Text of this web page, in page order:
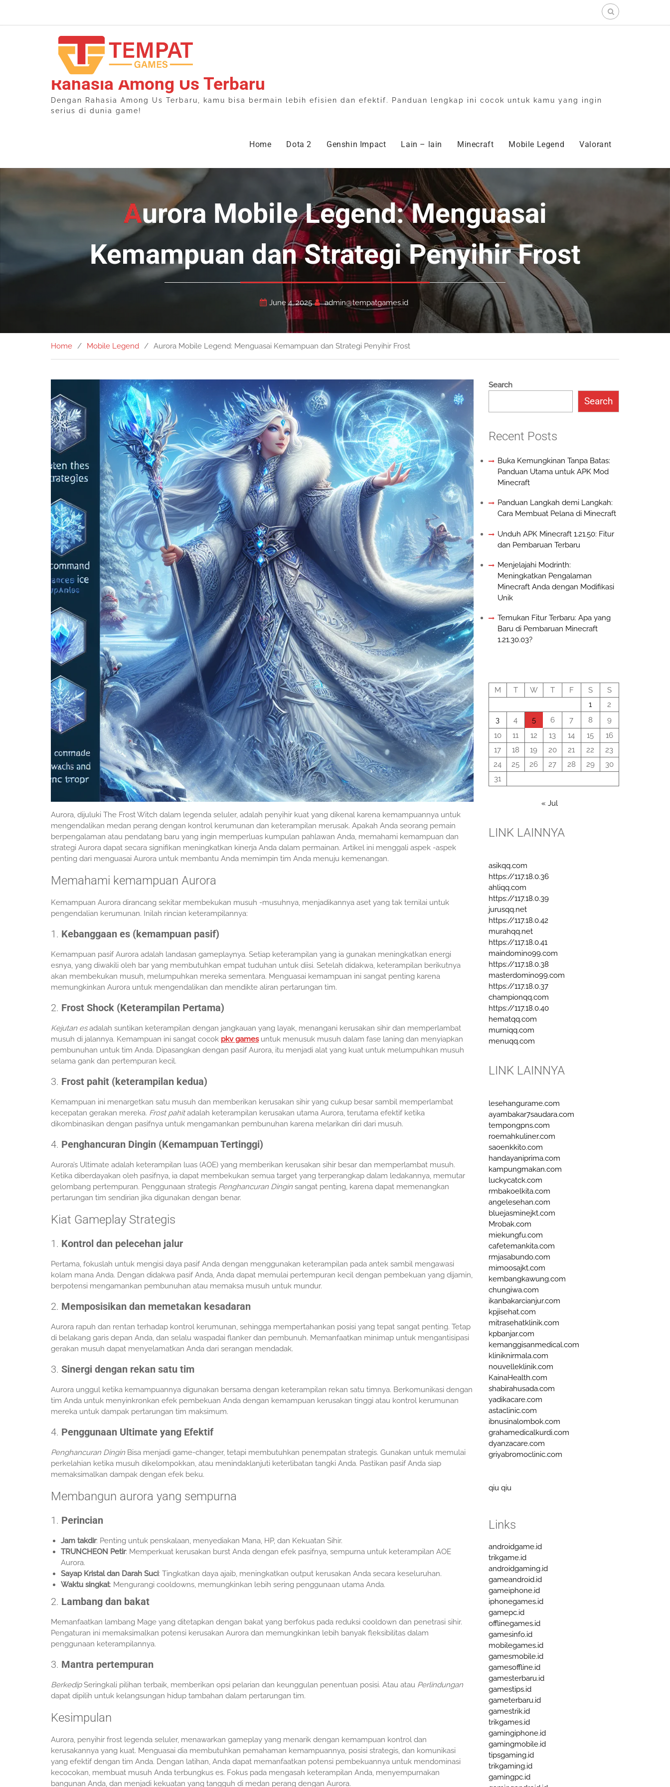
content
Search
for:
Rahasia Among Us Terbaru
Dengan Rahasia Among Us Terbaru, kamu bisa bermain lebih efisien dan efektif. Panduan lengkap ini cocok untuk kamu yang ingin
serius di dunia game!
Home Dota 2 Genshin Impact Lain – lain Minecraft Mobile Legend Valorant
Aurora Mobile Legend: Menguasai
Kemampuan dan Strategi Penyihir Frost
June 4, 2025 admin@tempatgames.id
Home Mobile Legend Aurora Mobile Legend: Menguasai Kemampuan dan Strategi Penyihir Frost
Aurora, dijuluki The Frost Witch dalam legenda seluler, adalah penyihir kuat yang dikenal karena kemampuannya untuk
mengendalikan medan perang dengan kontrol kerumunan dan keterampilan merusak. Apakah Anda seorang pemain
berpengalaman atau pendatang baru yang ingin memperluas kumpulan pahlawan Anda, memahami kemampuan dan
strategi Aurora dapat secara signifikan meningkatkan kinerja Anda dalam permainan. Artikel ini menggali aspek -aspek
penting dari menguasai Aurora untuk membantu Anda memimpin tim Anda menuju kemenangan.
Memahami kemampuan Aurora
Kemampuan Aurora dirancang sekitar membekukan musuh -musuhnya, menjadikannya aset yang tak ternilai untuk
pengendalian kerumunan. Inilah rincian keterampilannya:
1. Kebanggaan es (kemampuan pasif)
Kemampuan pasif Aurora adalah landasan gameplaynya. Setiap keterampilan yang ia gunakan meningkatkan energi
esnya, yang diwakili oleh bar yang membutuhkan empat tuduhan untuk diisi. Setelah didakwa, keterampilan berikutnya
akan membekukan musuh, melumpuhkan mereka sementara. Menguasai kemampuan ini sangat penting karena
memungkinkan Aurora untuk mengendalikan dan mendikte aliran pertarungan tim.
2. Frost Shock (Keterampilan Pertama)
Kejutan esadalah suntikan keterampilan dengan jangkauan yang layak, menangani kerusakan sihir dan memperlambat
musuh di jalannya. Kemampuan ini sangat cocok pkv gamesuntuk menusuk musuh dalam fase laning dan menyiapkan
pembunuhan untuk tim Anda. Dipasangkan dengan pasif Aurora, itu menjadi alat yang kuat untuk melumpuhkan musuh
selama gank dan pertempuran kecil.
3. Frost pahit (keterampilan kedua)
Kemampuan ini menargetkan satu musuh dan memberikan kerusakan sihir yang cukup besar sambil memperlambat
kecepatan gerakan mereka. Frost pahitadalah keterampilan kerusakan utama Aurora, terutama efektif ketika
dikombinasikan dengan pasifnya untuk mengamankan pembunuhan karena melarikan diri dari musuh.
4. Penghancuran Dingin (Kemampuan Tertinggi)
Aurora’s Ultimate adalah keterampilan luas (AOE) yang memberikan kerusakan sihir besar dan memperlambat musuh.
Ketika diberdayakan oleh pasifnya, ia dapat membekukan semua target yang terperangkap dalam ledakannya, memutar
gelombang pertempuran. Penggunaan strategis Penghancuran Dingin sangat penting, karena dapat memenangkan
pertarungan tim sendirian jika digunakan dengan benar.
Kiat Gameplay Strategis
1. Kontrol dan pelecehan jalur
Pertama, fokuslah untuk mengisi daya pasif Anda dengan menggunakan keterampilan pada antek sambil mengawasi
kolam mana Anda. Dengan didakwa pasif Anda, Anda dapat memulai pertempuran kecil dengan pembekuan yang dijamin,
berpotensi mengamankan pembunuhan atau memaksa musuh untuk mundur.
2. Memposisikan dan memetakan kesadaran
Aurora rapuh dan rentan terhadap kontrol kerumunan, sehingga mempertahankan posisi yang tepat sangat penting. Tetap
di belakang garis depan Anda, dan selalu waspadai flanker dan pembunuh. Memanfaatkan minimap untuk mengantisipasi
gerakan musuh dapat menyelamatkan Anda dari serangan mendadak.
3. Sinergi dengan rekan satu tim
Aurora unggul ketika kemampuannya digunakan bersama dengan keterampilan rekan satu timnya. Berkomunikasi dengan
tim Anda untuk menyinkronkan efek pembekuan Anda dengan kemampuan kerusakan tinggi atau kontrol kerumunan
mereka untuk dampak pertarungan tim maksimum.
4. Penggunaan Ultimate yang Efektif
Penghancuran Dingin Bisa menjadi game-changer, tetapi membutuhkan penempatan strategis. Gunakan untuk memulai
perkelahian ketika musuh dikelompokkan, atau menindaklanjuti keterlibatan tangki Anda. Pastikan pasif Anda siap
memaksimalkan dampak dengan efek beku.
Membangun aurora yang sempurna
1. Perincian
Jam takdir: Penting untuk penskalaan, menyediakan Mana, HP, dan Kekuatan Sihir.
TRUNCHEON Petir: Memperkuat kerusakan burst Anda dengan efek pasifnya, sempurna untuk keterampilan AOE
Aurora.
Sayap Kristal dan Darah Suci: Tingkatkan daya ajaib, meningkatkan output kerusakan Anda secara keseluruhan.
Waktu singkat: Mengurangi cooldowns, memungkinkan lebih sering penggunaan utama Anda.
2. Lambang dan bakat
Memanfaatkan lambang Mage yang ditetapkan dengan bakat yang berfokus pada reduksi cooldown dan penetrasi sihir.
Pengaturan ini memaksimalkan potensi kerusakan Aurora dan memungkinkan lebih banyak fleksibilitas dalam
penggunaan keterampilannya.
3. Mantra pertempuran
BerkedipSeringkali pilihan terbaik, memberikan opsi pelarian dan keunggulan penentuan posisi. Atau atau Perlindungan
dapat dipilih untuk kelangsungan hidup tambahan dalam pertarungan tim.
Kesimpulan
Aurora, penyihir frost legenda seluler, menawarkan gameplay yang menarik dengan kemampuan kontrol dan
kerusakannya yang kuat. Menguasai dia membutuhkan pemahaman kemampuannya, posisi strategis, dan komunikasi
yang efektif dengan tim Anda. Dengan latihan, Anda dapat memanfaatkan potensi pembekuannya untuk mendominasi
kecocokan, membuat musuh Anda terbungkus es. Fokus pada mengasah keterampilan Anda, menyempurnakan
bangunan Anda, dan menjadi kekuatan yang tangguh di medan perang dengan Aurora.
Search
Search
Recent Posts
Buka Kemungkinan Tanpa Batas:
Panduan Utama untuk APK Mod
Minecraft
Panduan Langkah demi Langkah:
Cara Membuat Pelana di Minecraft
Unduh APK Minecraft 1.21.50: Fitur
dan Pembaruan Terbaru
Menjelajahi Modrinth:
Meningkatkan Pengalaman
Minecraft Anda dengan Modifikasi
Unik
Temukan Fitur Terbaru: Apa yang
Baru di Pembaruan Minecraft
1.21.30.03?
M
T W T F S
S
1
2
3
4 5 6 7 8
9
10
11 12 13 14 15
16
17
18 19 20 21 22
23
24
25 26 27 28 29
30
31
« Jul
LINK LAINNYA
asikqq.com
https://117.18.0.36
ahliqq.com
https://117.18.0.39
jurusqq.net
https://117.18.0.42
murahqq.net
https://117.18.0.41
maindomino99.com
https://117.18.0.38
masterdomino99.com
https://117.18.0.37
championqq.com
https://117.18.0.40
hematqq.com
murniqq.com
menuqq.com
LINK LAINNYA
lesehangurame.com
ayambakar7saudara.com
tempongpns.com
roemahkuliner.com
saoenkkito.com
handayaniprima.com
kampungmakan.com
luckycatck.com
rmbakoelkita.com
angelesehan.com
bluejasminejkt.com
Mrobak.com
miekungfu.com
cafetemankita.com
rmjasabundo.com
mimoosajkt.com
kembangkawung.com
chungiwa.com
ikanbakarcianjur.com
kpjisehat.com
mitrasehatklinik.com
kpbanjar.com
kemanggisanmedical.com
kliniknirmala.com
nouvelleklinik.com
KainaHealth.com
shabirahusada.com
yadikacare.com
astaclinic.com
ibnusinalombok.com
grahamedicalkurdi.com
dyanzacare.com
griyabromoclinic.com
qiu qiu
Links
androidgame.id
trikgame.id
androidgaming.id
gameandroid.id
gameiphone.id
iphonegames.id
gamepc.id
offlinegames.id
gamesinfo.id
mobilegames.id
gamesmobile.id
gamesoffline.id
gamesterbaru.id
gamestips.id
gameterbaru.id
gamestrik.id
trikgames.id
gamingiphone.id
gamingmobile.id
tipsgaming.id
trikgaming.id
gamingpc.id